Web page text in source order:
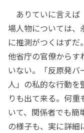
ありていに言えば
場人物については、
に推測がつくはずだ
他省庁の官僚からす
いない。「反原発
人」の私的な行動を
りも出て来る。何
いて、関係者でも簡
の様子も、実に詳